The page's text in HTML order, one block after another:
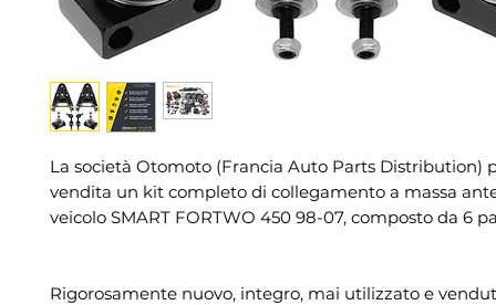
La società Otomoto (Francia Auto Parts Distribution)
vendita un kit completo di collegamento a massa
veicolo SMART FORTWO 450 98-07, composto da 6
Rigorosamente nuovo, integro, mai utilizzato e